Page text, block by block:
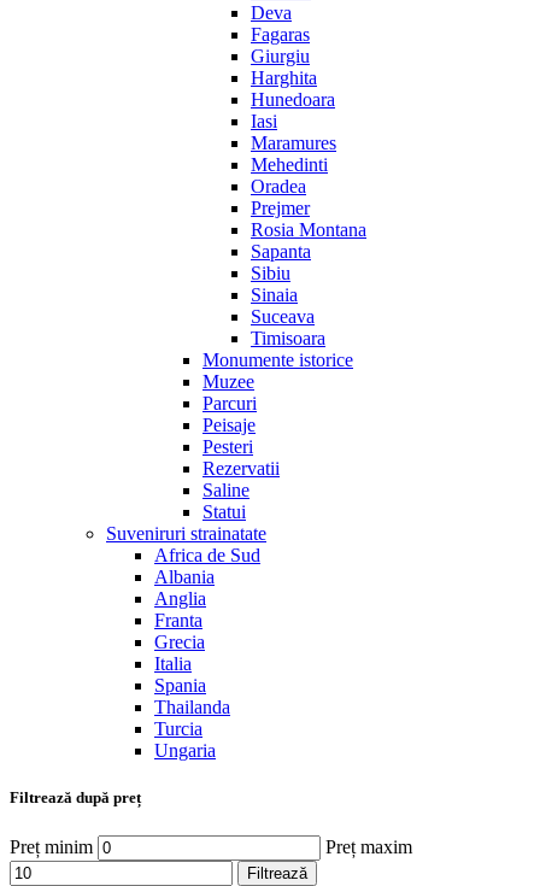
Deva
Fagaras
Giurgiu
Harghita
Hunedoara
Iasi
Maramures
Mehedinti
Oradea
Prejmer
Rosia Montana
Sapanta
Sibiu
Sinaia
Suceava
Timisoara
Monumente istorice
Muzee
Parcuri
Peisaje
Pesteri
Rezervatii
Saline
Statui
Suveniruri strainatate
Africa de Sud
Albania
Anglia
Franta
Grecia
Italia
Spania
Thailanda
Turcia
Ungaria
Filtrează după preț
Preț minim Preț maxim
Filtrează